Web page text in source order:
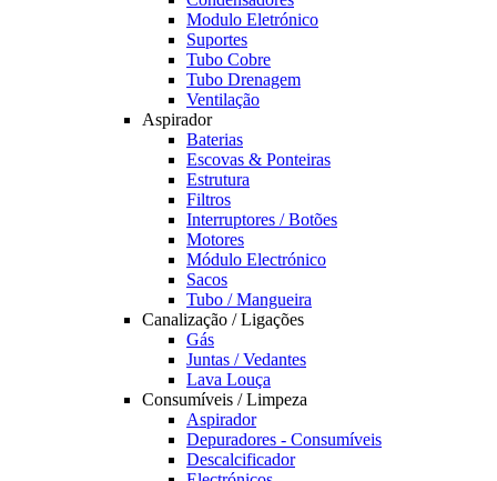
Modulo Eletrónico
Suportes
Tubo Cobre
Tubo Drenagem
Ventilação
Aspirador
Baterias
Escovas & Ponteiras
Estrutura
Filtros
Interruptores / Botões
Motores
Módulo Electrónico
Sacos
Tubo / Mangueira
Canalização / Ligações
Gás
Juntas / Vedantes
Lava Louça
Consumíveis / Limpeza
Aspirador
Depuradores - Consumíveis
Descalcificador